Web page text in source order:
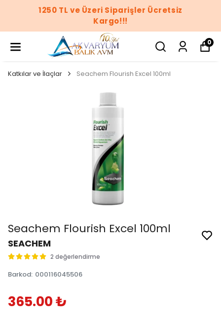
1250 TL ve Üzeri Siparişler Ücretsiz
Kargo!!!
0
Katkılar ve İlaçlar Seachem Flourish Excel 100ml
Seachem Flourish Excel 100ml
SEACHEM
2 değerlendirme
Barkod: 000116045506
365.00 ₺